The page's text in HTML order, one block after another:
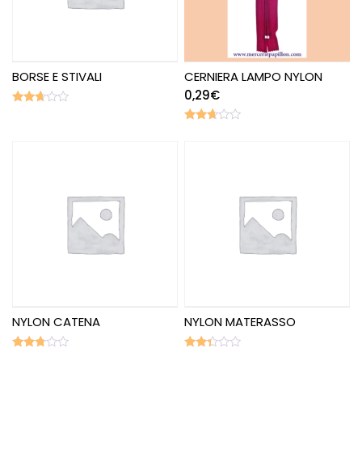
BORSE E STIVALI
CERNIERA LAMPO NYLON
0,29€
NYLON CATENA NYLON MATERASSO